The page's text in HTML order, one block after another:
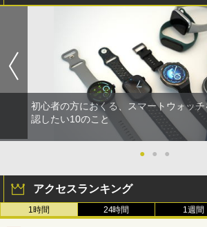
初心者の方におくる、スマートウォッ
認したい10のこと
● ● ●
アクセスランキング
1時間 24時間 1週間